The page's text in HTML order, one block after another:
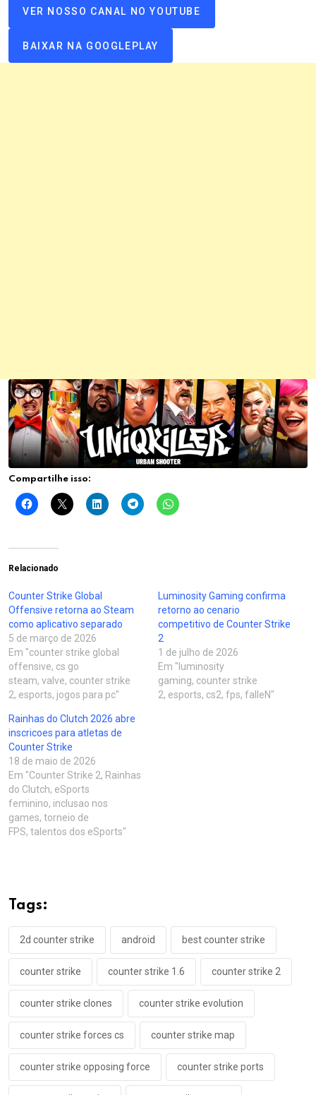
VER NOSSO CANAL NO YOUTUBE
BAIXAR NA GOOGLEPLAY
Compartilhe isso:
Relacionado
Counter Strike Global
Offensive retorna ao Steam
como aplicativo separado
5 de março de 2026
Em "counter strike global
offensive, cs go
steam, valve, counter strike
2, esports, jogos para pc"
Luminosity Gaming confirma
retorno ao cenario
competitivo de Counter Strike
2
1 de julho de 2026
Em "luminosity
gaming, counter strike
2, esports, cs2, fps, falleN"
Rainhas do Clutch 2026 abre
inscricoes para atletas de
Counter Strike
18 de maio de 2026
Em "Counter Strike 2, Rainhas
do Clutch, eSports
feminino, inclusao nos
games, torneio de
FPS, talentos dos eSports"
Tags:
2d counter strike android best counter strike
counter strike counter strike 1.6 counter strike 2
counter strike clones counter strike evolution
counter strike forces cs counter strike map
counter strike opposing force counter strike ports